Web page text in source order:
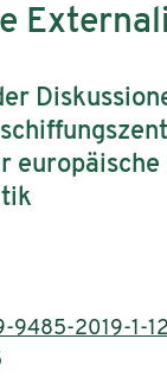
europäische
9485-2019-1-